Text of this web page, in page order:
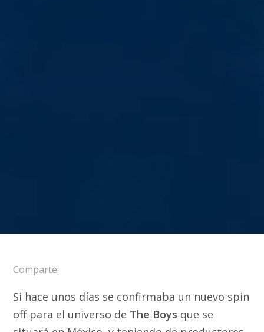
Comparte:
Si hace unos días se confirmaba un nuevo spin
off para el universo de The Boys que se